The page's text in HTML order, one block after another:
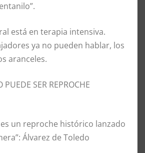
está en terapia intensiva.
ya no pueden hablar, los
aranceles.
PUEDE SER REPROCHE
un reproche histórico lanzado
Álvarez de Toledo